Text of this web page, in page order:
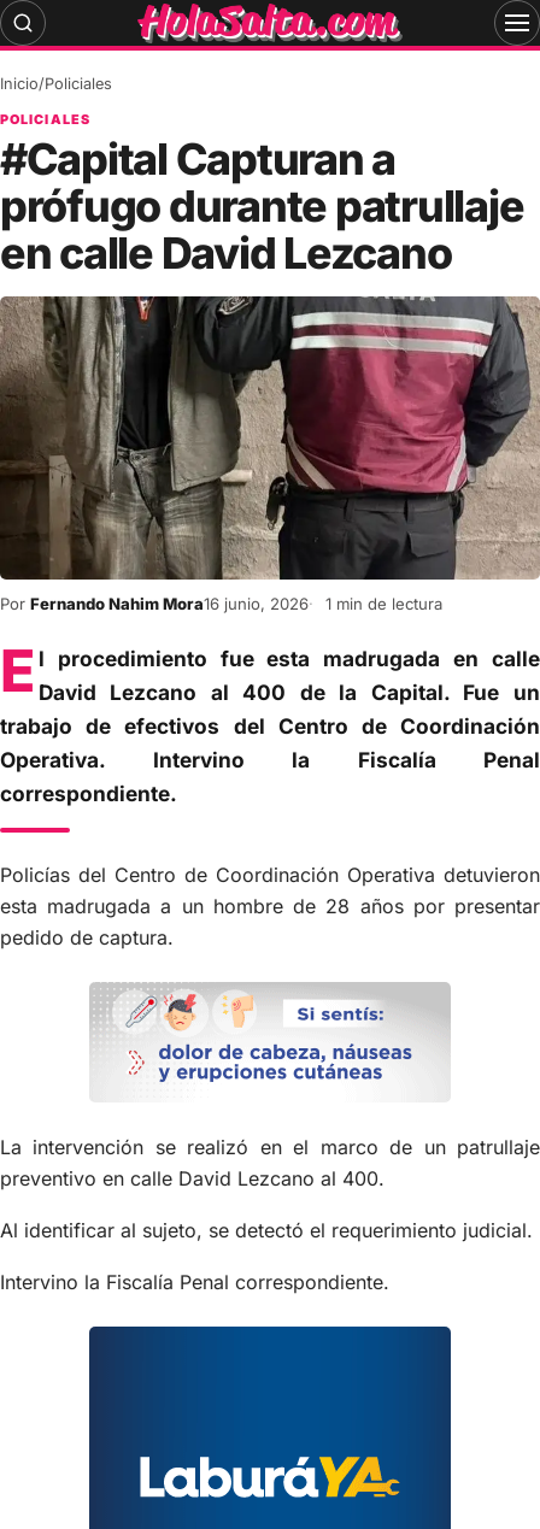
Skip
to
Inicio/Policiales
POLICIALES
#Capital Capturan a
prófugo durante patrullaje
en calle David Lezcano
Por Fernando Nahim Mora16 junio, 2026 1 min de lectura
E l procedimiento fue esta madrugada en calle
David Lezcano al 400 de la Capital. Fue un
trabajo de efectivos del Centro de Coordinación
Operativa. Intervino la Fiscalía Penal
correspondiente.
Policías del Centro de Coordinación Operativa detuvieron
esta madrugada a un hombre de 28 años por presentar
pedido de captura.
La intervención se realizó en el marco de un patrullaje
preventivo en calle David Lezcano al 400.
Al identificar al sujeto, se detectó el requerimiento judicial.
Intervino la Fiscalía Penal correspondiente.